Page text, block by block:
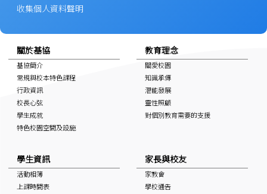
收集個人資料聲明
關於基協
基協簡介
常規與校本特色課程
行政資訊
校長心弦
學生成就
特色校園空間及設施
教育理念
關愛校園
知識承傳
潛能發展
靈性照顧
對個別教育需要的支援
學生資訊
活動相簿
上課時間表
家長與校友
家教會
學校通告